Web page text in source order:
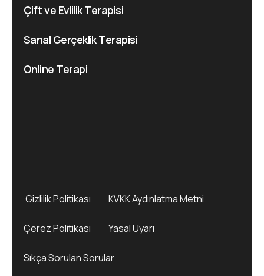
Çift ve Evlilik Terapisi
Sanal Gerçeklik Terapisi
Online Terapi
Gizlilik Politikası KVKK Aydınlatma Metni
Çerez Politikası Yasal Uyarı
Sıkça Sorulan Sorular